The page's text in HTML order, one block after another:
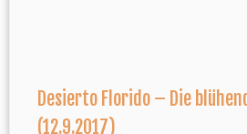
Desierto Florido – Die
(12.9.2017)